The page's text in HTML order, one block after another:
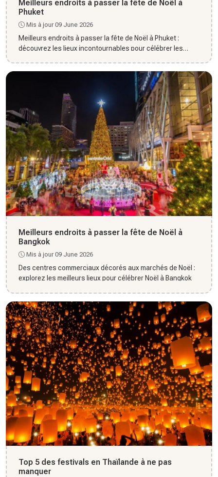
Meilleurs endroits à passer la fête de Noël à
Phuket
Mis à jour 09 June 2026
Meilleurs endroits à passer la fête de Noël à Phuket :
découvrez les lieux incontournables pour célébrer les
Meilleurs endroits à passer la fête de Noël à
Bangkok
Mis à jour 09 June 2026
Des centres commerciaux décorés aux marchés de Noël :
explorez les meilleurs lieux pour célébrer Noël à Bangkok
Top 5 des festivals en Thaïlande à ne pas
manquer